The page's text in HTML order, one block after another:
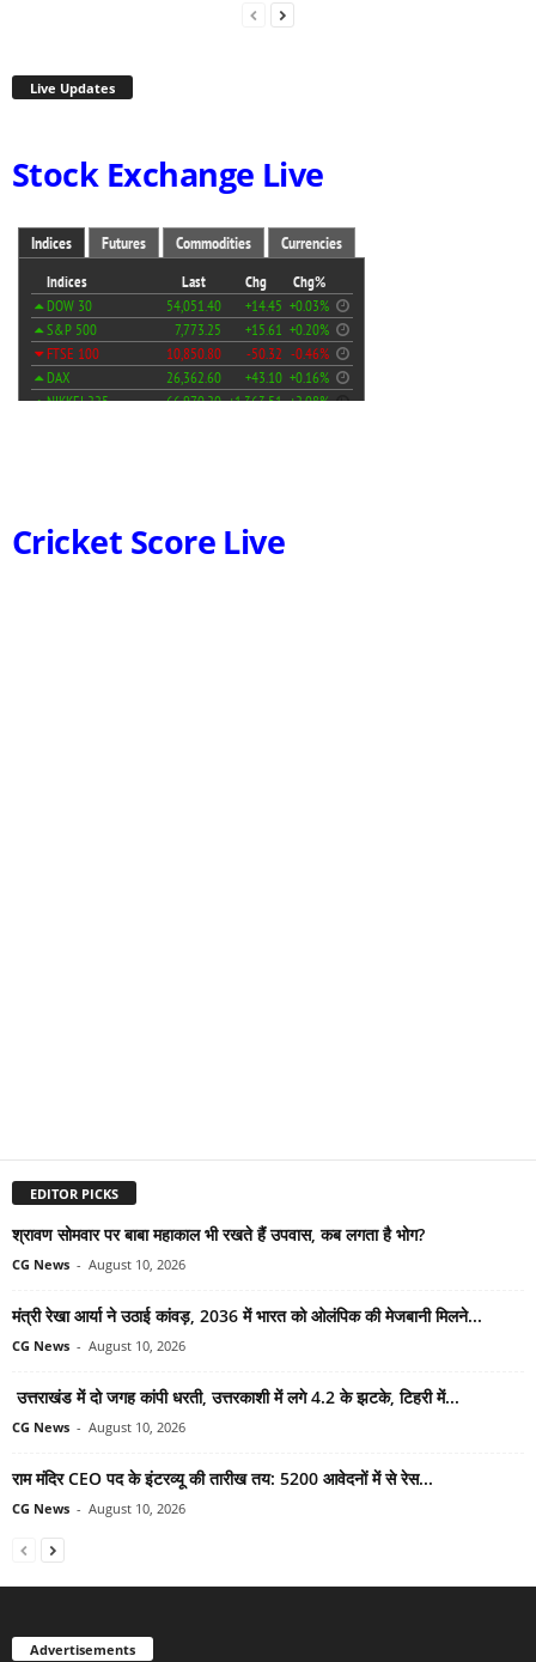
Live Updates
Stock Exchange Live
Cricket Score Live
EDITOR PICKS
श्रावण सोमवार पर बाबा महाकाल भी रखते हैं उपवास, कब लगता है भोग?
CG News - August 10, 2026
मंत्री रेखा आर्या ने उठाई कांवड़, 2036 में भारत को ओलंपिक की मेजबानी मिलने...
CG News - August 10, 2026
उत्तराखंड में दो जगह कांपी धरती, उत्तरकाशी में लगे 4.2 के झटके, टिहरी में...
CG News - August 10, 2026
राम मंदिर CEO पद के इंटरव्यू की तारीख तय: 5200 आवेदनों में से रेस...
CG News - August 10, 2026
Advertisements